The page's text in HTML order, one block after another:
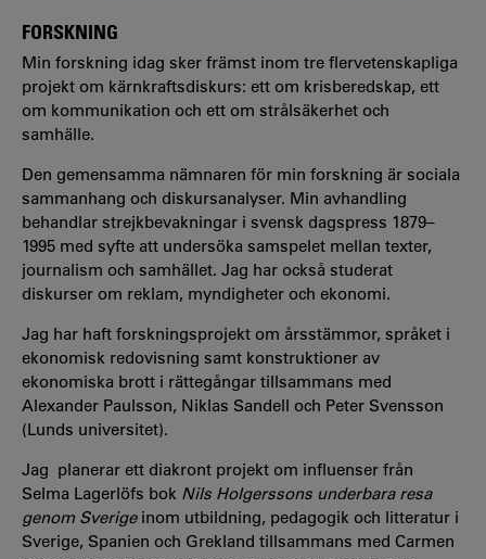
FORSKNING
Min forskning idag sker främst inom tre flervetenskapliga
projekt om kärnkraftsdiskurs: ett om krisberedskap, ett
om kommunikation och ett om strålsäkerhet och
samhälle.
Den gemensamma nämnaren för min forskning är sociala
sammanhang och diskursanalyser. Min avhandling
behandlar strejkbevakningar i svensk dagspress 1879–
1995 med syfte att undersöka samspelet mellan texter,
journalism och samhället. Jag har också studerat
diskurser om reklam, myndigheter och ekonomi.
Jag har haft forskningsprojekt om årsstämmor, språket i
ekonomisk redovisning samt konstruktioner av
ekonomiska brott i rättegångar tillsammans med
Alexander Paulsson, Niklas Sandell och Peter Svensson
(Lunds universitet).
Jag planerar ett diakront projekt om influenser från
Selma Lagerlöfs bok Nils Holgerssons underbara resa
genom Sverigeinom utbildning, pedagogik och litteratur i
Sverige, Spanien och Grekland tillsammans med Carmen